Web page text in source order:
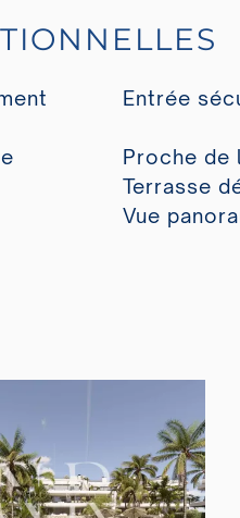
Entrée
Proche de
Terrasse
Vue